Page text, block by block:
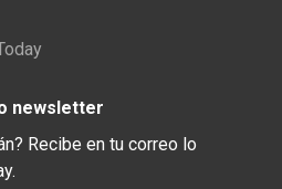
newsletter
Recibe en tu correo lo